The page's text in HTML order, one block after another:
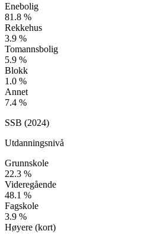
Enebolig
81.8 %
Rekkehus
3.9 %
Tomannsbolig
5.9 %
Blokk
1.0 %
Annet
7.4 %
SSB (2024)
Utdanningsnivå
Grunnskole
22.3 %
Videregående
48.1 %
Fagskole
3.9 %
Høyere (kort)